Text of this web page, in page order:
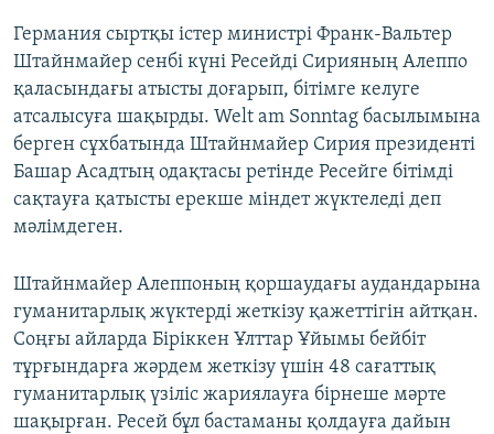
Германия сыртқы істер министрі Франк-Вальтер
Штайнмайер сенбі күні Ресейді Сирияның Алеппо
қаласындағы атысты доғарып, бітімге келуге
атсалысуға шақырды. Welt am Sonntag басылымына
берген сұхбатында Штайнмайер Сирия президенті
Башар Асадтың одақтасы ретінде Ресейге бітімді
сақтауға қатысты ерекше міндет жүктеледі деп
мәлімдеген.
Штайнмайер Алеппоның қоршаудағы аудандарына
гуманитарлық жүктерді жеткізу қажеттігін айтқан.
Соңғы айларда Біріккен Ұлттар Ұйымы бейбіт
тұрғындарға жәрдем жеткізу үшін 48 сағаттық
гуманитарлық үзіліс жариялауға бірнеше мәрте
шақырған. Ресей бұл бастаманы қолдауға дайын